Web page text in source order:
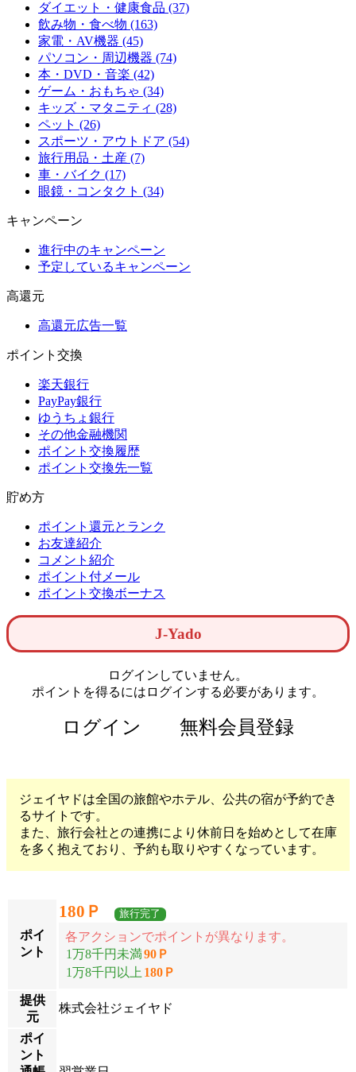
ダイエット・健康食品 (37)
飲み物・食べ物 (163)
家電・AV機器 (45)
パソコン・周辺機器 (74)
本・DVD・音楽 (42)
ゲーム・おもちゃ (34)
キッズ・マタニティ (28)
ペット (26)
スポーツ・アウトドア (54)
旅行用品・土産 (7)
車・バイク (17)
眼鏡・コンタクト (34)
キャンペーン
進行中のキャンペーン
予定しているキャンペーン
高還元
高還元広告一覧
ポイント交換
楽天銀行
PayPay銀行
ゆうちょ銀行
その他金融機関
ポイント交換履歴
ポイント交換先一覧
貯め方
ポイント還元とランク
お友達紹介
コメント紹介
ポイント付メール
ポイント交換ボーナス
J-Yado
ログインしていません。
ポイントを得るにはログインする必要があります。
ログイン 無料会員登録
ジェイヤドは全国の旅館やホテル、公共の宿が予約でき
るサイトです。
また、旅行会社との連携により休前日を始めとして在庫
を多く抱えており、予約も取りやすくなっています。
ポイ
ント
180Ｐ 旅行完了
各アクションでポイントが異なります。
1万8千円未満90Ｐ
1万8千円以上 180Ｐ
提供
元
株式会社ジェイヤド
ポイ
ント